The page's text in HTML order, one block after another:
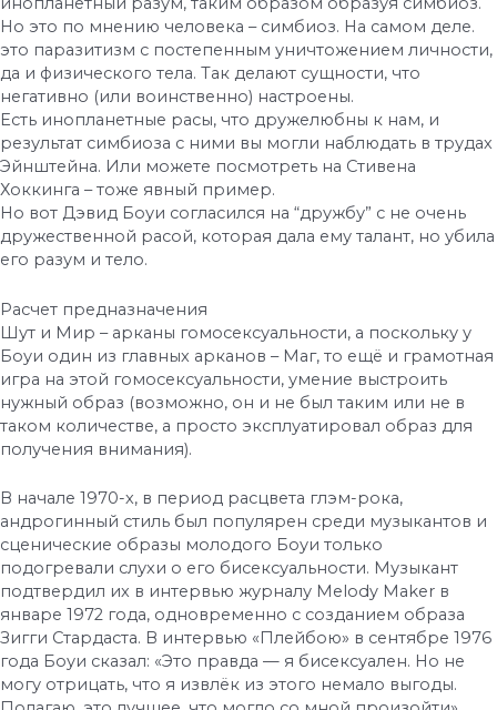
Но это по мнению человека – симбиоз. На самом деле.
это паразитизм с постепенным уничтожением личности,
да и физического тела. Так делают сущности, что
негативно (или воинственно) настроены.
Есть инопланетные расы, что дружелюбны к нам, и
результат симбиоза с ними вы могли наблюдать в трудах
Эйнштейна. Или можете посмотреть на Стивена
Хоккинга – тоже явный пример.
Но вот Дэвид Боуи согласился на “дружбу” с не очень
дружественной расой, которая дала ему талант, но убила
его разум и тело.
Расчет предназначения
Шут и Мир – арканы гомосексуальности, а поскольку у
Боуи один из главных арканов – Маг, то ещё и грамотная
игра на этой гомосексуальности, умение выстроить
нужный образ (возможно, он и не был таким или не в
таком количестве, а просто эксплуатировал образ для
получения внимания).
В начале 1970-х, в период расцвета глэм-рока,
андрогинный стиль был популярен среди музыкантов и
сценические образы молодого Боуи только
подогревали слухи о его бисексуальности. Музыкант
подтвердил их в интервью журналу Melody Maker в
январе 1972 года, одновременно с созданием образа
Зигги Стардаста. В интервью «Плейбою» в сентябре 1976
года Боуи сказал: «Это правда — я бисексуален. Но не
могу отрицать, что я извлёк из этого немало выгоды.